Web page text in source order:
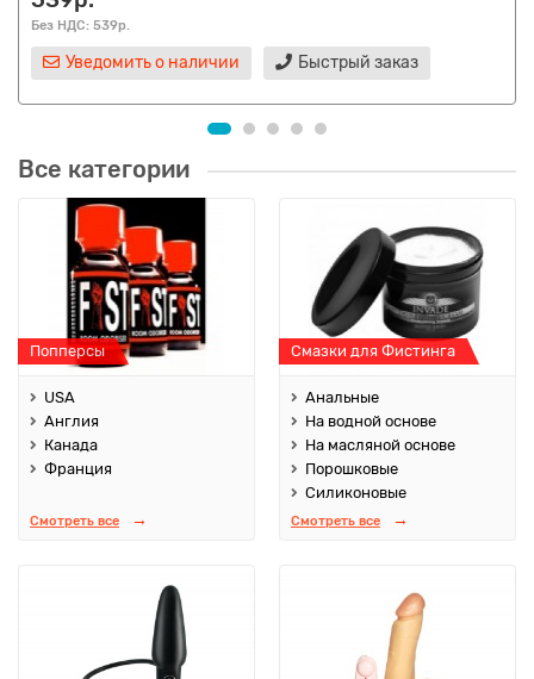
Без НДС: 539р.
Уведомить о наличии Быстрый заказ
Все категории
Попперсы
USA
Англия
Канада
Франция
Смотреть все
Смазки для Фистинга
Анальные
На водной основе
На масляной основе
Порошковые
Силиконовые
Смотреть все